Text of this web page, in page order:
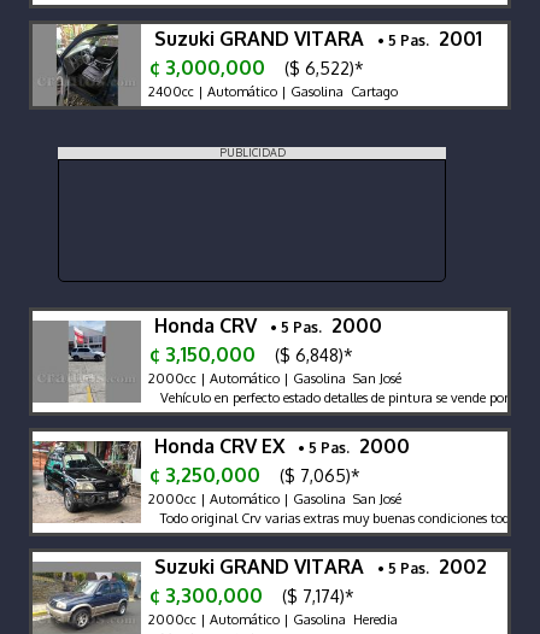
Suzuki GRAND VITARA • 5 Pas. 2001
¢ 3,000,000
($ 6,522)*
2400cc | Automático | Gasolina Cartago
PUBLICIDAD
Honda CRV • 5 Pas. 2000
¢ 3,150,000
($ 6,848)*
2000cc | Automático | Gasolina San José
Vehículo en perfecto estado detalles de pintura se vende por qué
Honda CRV EX • 5 Pas. 2000
¢ 3,250,000
($ 7,065)*
2000cc | Automático | Gasolina San José
Todo original Crv varias extras muy buenas condiciones todo al
Suzuki GRAND VITARA • 5 Pas. 2002
¢ 3,300,000
($ 7,174)*
2000cc | Automático | Gasolina Heredia